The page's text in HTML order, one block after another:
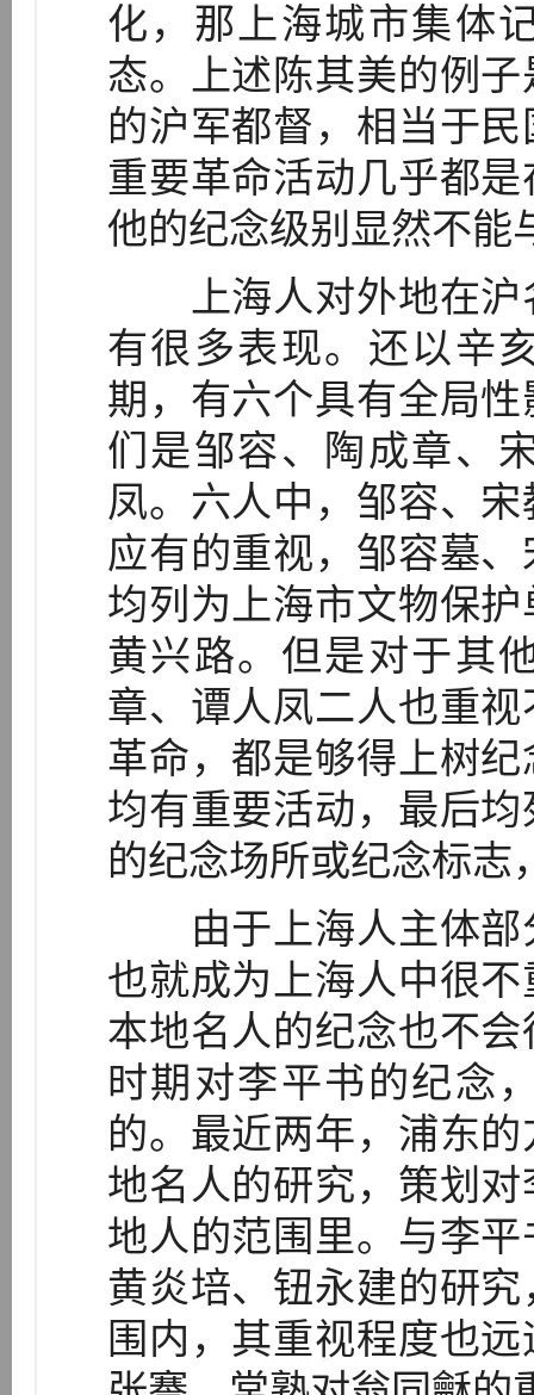
化，那上海城市集体
态。上述陈其美的例
的沪军都督，相当于
重要革命活动几乎都
他的纪念级别显然不能
上海人对外地在沪
有很多表现。还以辛
期，有六个具有全局
们是邹容、陶成章、
凤。六人中，邹容、
应有的重视，邹容墓
均列为上海市文物保
黄兴路。但是对于其
章、谭人凤二人也重
革命，都是够得上树
均有重要活动，最后
的纪念场所或纪念标志
由于上海人主体部
也就成为上海人中很
本地名人的纪念也不
时期对李平书的纪念
的。最近两年，浦东
地名人的研究，策划
地人的范围里。与李
黄炎培、钮永建的研
围内，其重视程度也